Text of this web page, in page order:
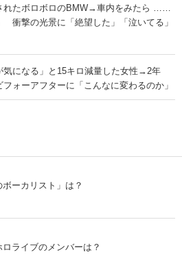
れたボロボロのBMW→車内をみたら ……
衝撃の光景に「絶望した」「泣いてる」
気になる」と15キロ減量した女性→2年
ォーアフターに「こんなに変わるのか」
ーカリスト」は？
ライブのメンバーは？